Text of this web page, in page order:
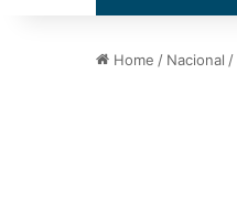
Home / Nacional /